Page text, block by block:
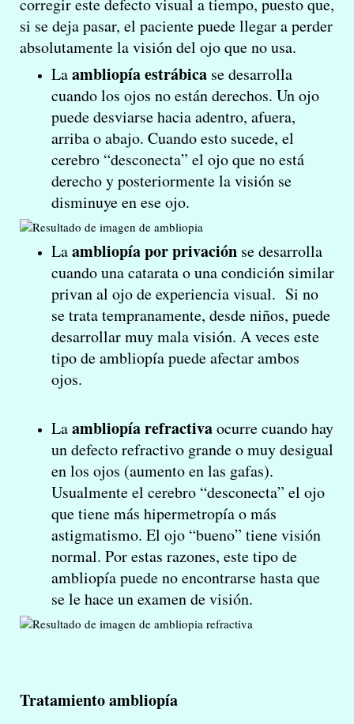
corregir este defecto visual a tiempo, puesto que,
si se deja pasar, el paciente puede llegar a perder
absolutamente la visión del ojo que no usa.
Laambliopía estrábica se desarrolla
cuando los ojos no están derechos. Un ojo
puede desviarse hacia adentro, afuera,
arriba o abajo. Cuando esto sucede, el
cerebro “desconecta” el ojo que no está
derecho y posteriormente la visión se
disminuye en ese ojo.
Laambliopía por privación se desarrolla
cuando una catarata o una condición similar
privan al ojo de experiencia visual. Si no
se trata tempranamente, desde niños, puede
desarrollar muy mala visión. A veces este
tipo de ambliopía puede afectar ambos
ojos.
Laambliopía refractivaocurre cuando hay
un defecto refractivo grande o muy desigual
en los ojos (aumento en las gafas).
Usualmente el cerebro “desconecta” el ojo
que tiene más hipermetropía o más
astigmatismo. El ojo “bueno” tiene visión
normal. Por estas razones, este tipo de
ambliopía puede no encontrarse hasta que
se le hace un examen de visión.
Tratamiento ambliopía